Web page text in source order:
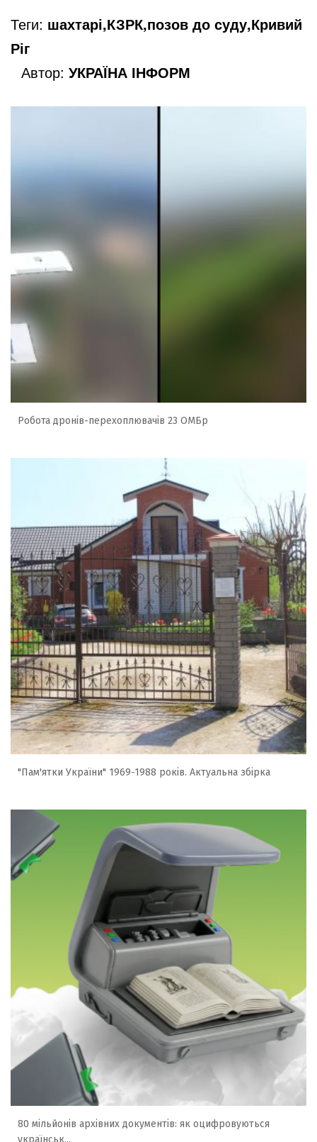
Теги: шахтарі,КЗРК,позов до суду,Кривий
Ріг
Автор: УКРАЇНА ІНФОРМ
Робота дронів-перехоплювачів 23 ОМБр
"Пам'ятки України" 1969-1988 років. Актуальна збірка
80 мільйонів архівних документів: як оцифровуються
українськ...